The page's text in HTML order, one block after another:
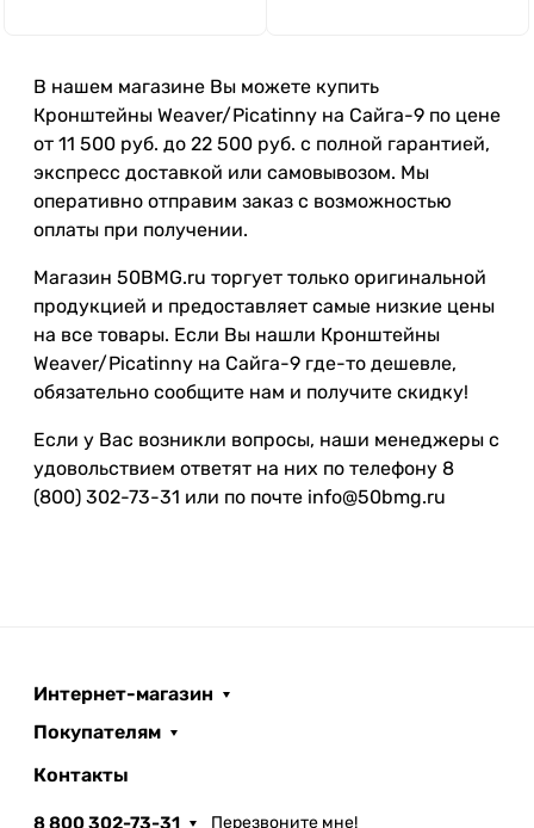
В нашем магазине Вы можете купить
Кронштейны Weaver/Picatinny на Сайга-9 по цене
от 11 500 руб. до 22 500 руб. с полной гарантией,
экспресс доставкой или самовывозом. Мы
оперативно отправим заказ с возможностью
оплаты при получении.
Магазин 50BMG.ru торгует только оригинальной
продукцией и предоставляет самые низкие цены
на все товары. Если Вы нашли Кронштейны
Weaver/Picatinny на Сайга-9 где-то дешевле,
обязательно сообщите нам и получите скидку!
Если у Вас возникли вопросы, наши менеджеры с
удовольствием ответят на них по телефону 8
(800) 302-73-31 или по почте info@50bmg.ru
Интернет-магазин
Покупателям
Контакты
8 800 302-73-31 Перезвоните мне!